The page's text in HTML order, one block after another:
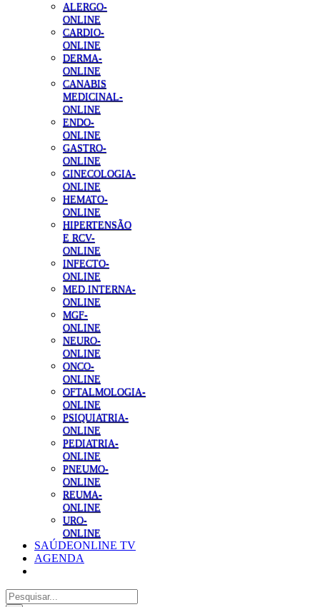
ALERGO-
ONLINE
CARDIO-
ONLINE
DERMA-
ONLINE
CANABIS
MEDICINAL-
ONLINE
ENDO-
ONLINE
GASTRO-
ONLINE
GINECOLOGIA-
ONLINE
HEMATO-
ONLINE
HIPERTENSÃO
E RCV-
ONLINE
INFECTO-
ONLINE
MED.INTERNA-
ONLINE
MGF-
ONLINE
NEURO-
ONLINE
ONCO-
ONLINE
OFTALMOLOGIA-
ONLINE
PSIQUIATRIA-
ONLINE
PEDIATRIA-
ONLINE
PNEUMO-
ONLINE
REUMA-
ONLINE
URO-
ONLINE
SAÚDEONLINE TV
AGENDA
Pesquisar